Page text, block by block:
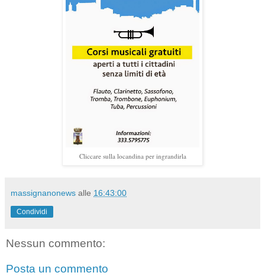
Cliccare sulla locandina per ingrandirla
massignanonews alle 16:43:00
Condividi
Nessun commento:
Posta un commento